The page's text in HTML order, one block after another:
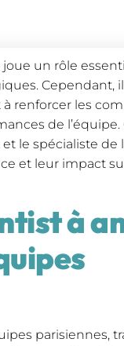
un rôle
Cependant,
renforcer les
de l’équipe.
le spécialiste de
et leur impact
à
parisiennes,